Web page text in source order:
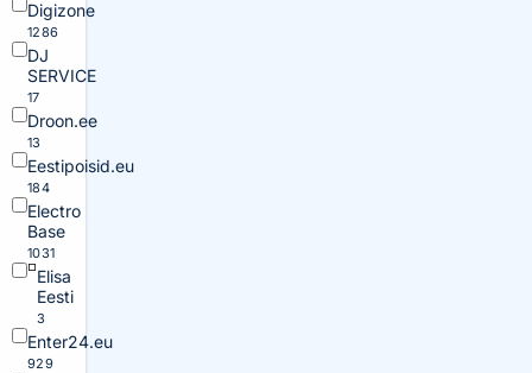
Digizone
1286
DJ
SERVICE
17
Droon.ee
13
Eestipoisid.eu
184
Electro
Base
1031
Elisa
Eesti
3
Enter24.eu
929